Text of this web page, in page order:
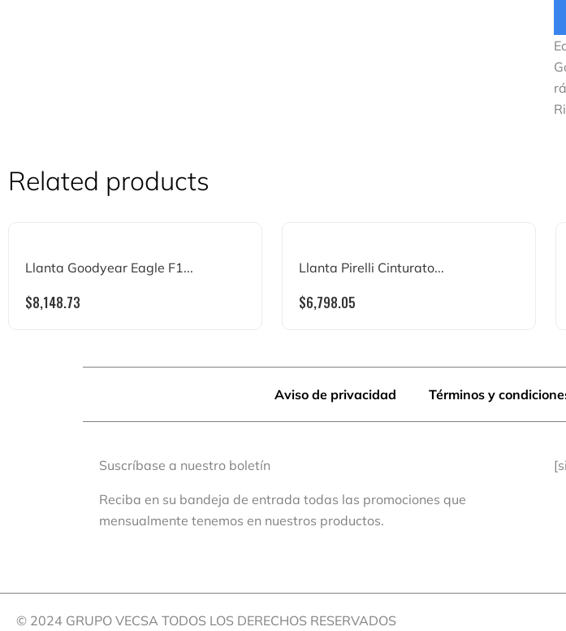
Related products
Llanta Goodyear Eagle F1...
$8,148.73
Llanta Pirelli Cinturato...
$6,798.05
Aviso de privacidad Términos y
Suscríbase a nuestro boletín
Reciba en su bandeja de entrada todas las promociones que
mensualmente tenemos en nuestros productos.
© 2024 GRUPO VECSA TODOS LOS DERECHOS RESERVADOS